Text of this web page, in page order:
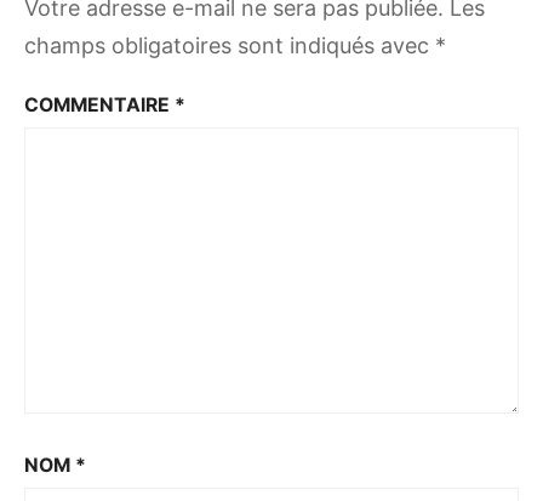
Votre adresse e-mail ne sera pas publiée. Les
champs obligatoires sont indiqués avec *
COMMENTAIRE *
NOM *